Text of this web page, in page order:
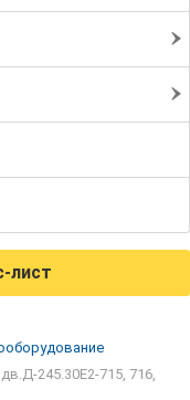
лист
245.30Е2-715, 716,